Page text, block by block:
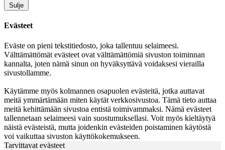
Sulje
Evästeet
Eväste on pieni tekstitiedosto, joka tallentuu selaimeesi.
Välttämättömät evästeet ovat välttämättömiä sivuston toiminnan
kannalta, joten nämä sinun on hyväksyttävä voidaksesi vierailla
sivustollamme.
Käytämme myös kolmannen osapuolen evästeitä, jotka auttavat
meitä ymmärtämään miten käytät verkkosivustoa. Tämä tieto auttaa
meitä kehittämään sivustoa entistä toimivammaksi. Nämä evästeet
tallennetaan selaimeesi vain suostumuksellasi. Voit myös kieltäytyä
näistä evästeistä, mutta joidenkin evästeiden poistaminen käytöstä
voi vaikuttaa sivuston käyttökokemukseen.
Tarvittavat evästeet